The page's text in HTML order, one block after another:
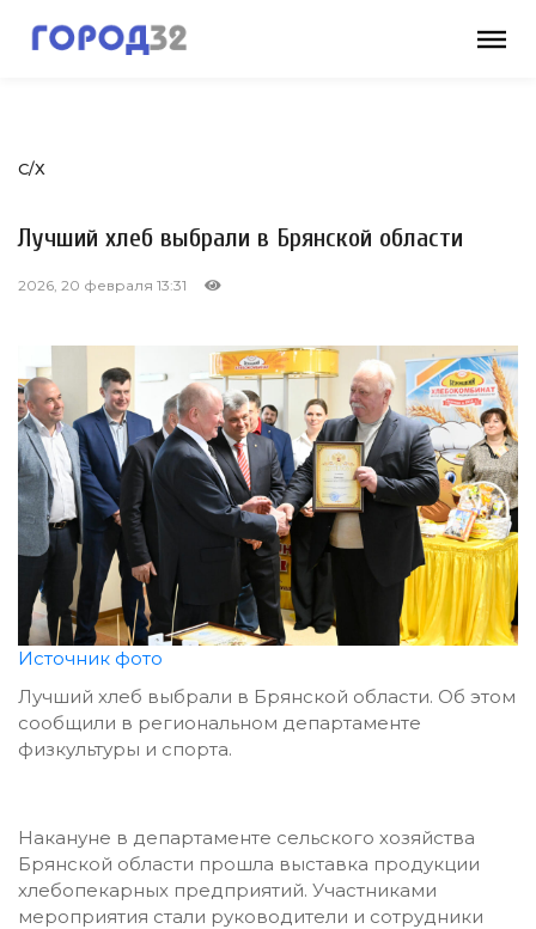
С/Х
Лучший хлеб выбрали в Брянской области
2026, 20 февраля 13:31
Источник фото
Лучший хлеб выбрали в Брянской области. Об этом
сообщили в региональном департаменте
физкультуры и спорта.
Накануне в департаменте сельского хозяйства
Брянской области прошла выставка продукции
хлебопекарных предприятий. Участниками
мероприятия стали руководители и сотрудники